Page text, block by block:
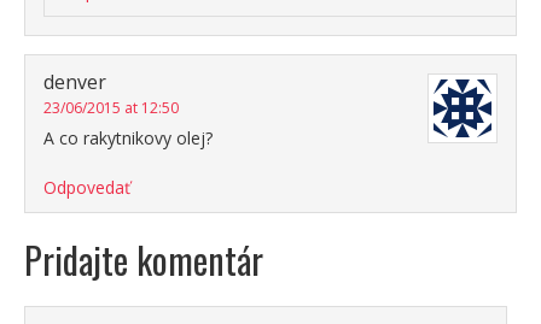
denver
23/06/2015 at 12:50
A co rakytnikovy olej?
Odpovedať
Pridajte komentár